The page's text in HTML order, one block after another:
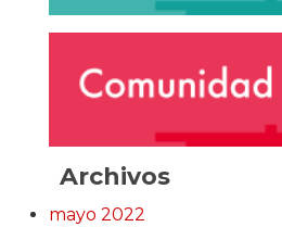
Archivos
mayo 2022